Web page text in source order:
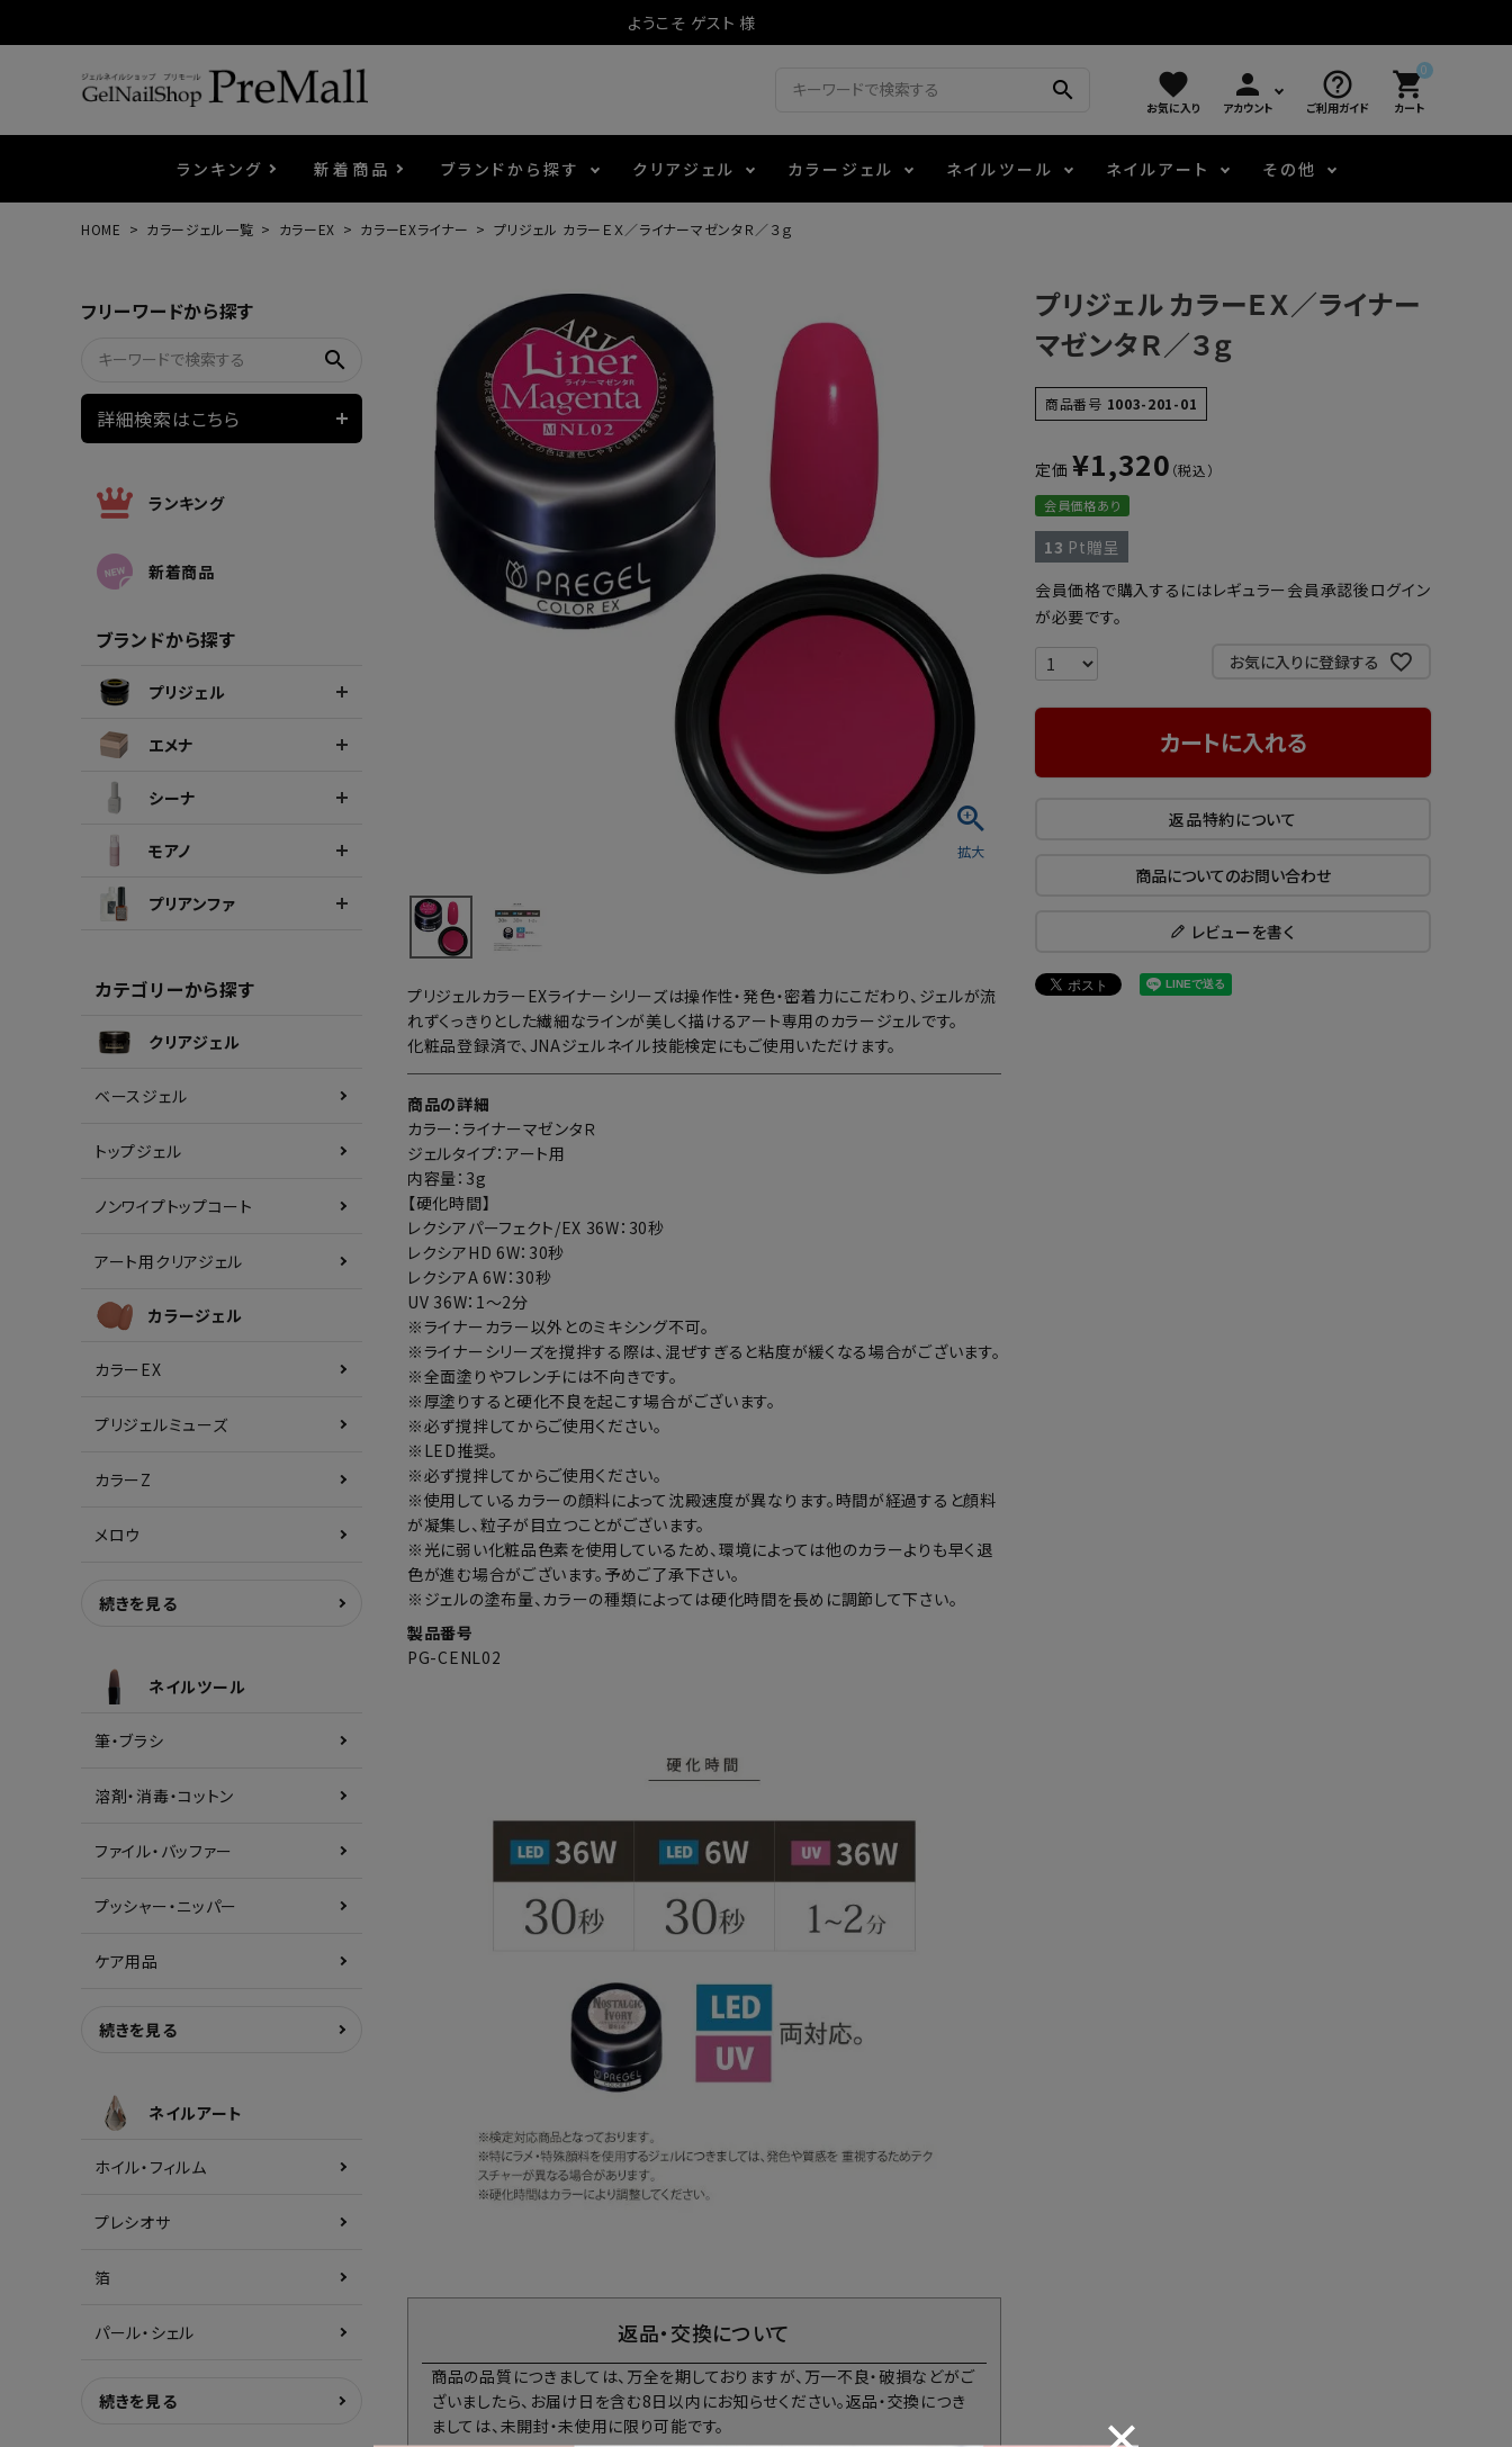
ようこそ ゲスト 様
search favorite
お気に入り
person
アカウント
help_outline
ご利用ガイド
0
shopping_cart
カート
ランキング 新着商品 ブランドから探す クリアジェル カラージェル
マグネティジェル マグネティフラッシュジェル アートインク
ウェービージェル 3Dクレイジェル テラコッタジェル ニュアンスジェル
ファージェル エメナコラボジェル
ポリッシュ・マニキュア
ネイルツール
ピンセット・シザー・スパチュラ チャート・チップ関連 容器・ポーチ
ネイルマシン LEDライト その他施術アイテム
ネイルアート
パウダー・フレーク レジン・モールド その他
その他
HOME カラージェル一覧 カラーEX カラーEXライナー プリジェル カラーＥＸ／ライナーマゼンタＲ／３ｇ
フリーワードから探す
search
詳細検索はこちら
ランキング
新着商品
ブランドから探す
プリジェル
エメナ
シーナ
モアノ
プリアンファ
カテゴリーから探す
クリアジェル
ベースジェル
トップジェル
ノンワイプトップコート
アート用クリアジェル
カラージェル
カラーEX
プリジェルミューズ
カラーZ
メロウ
続きを見る
ネイルツール
筆・ブラシ
溶剤・消毒・コットン
ファイル・バッファー
プッシャー・ニッパー
ケア用品
続きを見る
ネイルアート
ホイル・フィルム
プレシオサ
箔
パール・シェル
続きを見る
プリジェルカラーEXライナーシリーズは操作性・発色・密着力にこだわり、ジェルが流
れずくっきりとした繊細なラインが美しく描けるアート専用のカラージェルです。
化粧品登録済で、JNAジェルネイル技能検定にもご使用いただけます。
商品の詳細
カラー：ライナーマゼンタＲ
ジェルタイプ：アート用
内容量：3g
【硬化時間】
レクシアパーフェクト/EX 36W：30秒
レクシアHD 6W：30秒
レクシアA 6W：30秒
UV 36W：1～2分
※ライナーカラー以外とのミキシング不可。
※ライナーシリーズを撹拌する際は、混ぜすぎると粘度が緩くなる場合がございます。
※全面塗りやフレンチには不向きです。
※厚塗りすると硬化不良を起こす場合がございます。
※必ず撹拌してからご使用ください。
※LED推奨。
※必ず撹拌してからご使用ください。
※使用しているカラーの顔料によって沈殿速度が異なります。時間が経過すると顔料
が凝集し、粒子が目立つことがございます。
※光に弱い化粧品色素を使用しているため、環境によっては他のカラーよりも早く退
色が進む場合がございます。予めご了承下さい。
※ジェルの塗布量、カラーの種類によっては硬化時間を長めに調節して下さい。
製品番号
PG-CENL02
返品・交換について
商品の品質につきましては、万全を期しておりますが、万一不良・破損などがご
ざいましたら、お届け日を含む8日以内にお知らせください。返品・交換につき
ましては、未開封・未使用に限り可能です。
プリジェル カラーＥＸ／ライナー
マゼンタＲ／３ｇ
商品番号 1003-201-01
定価 ¥1,320
会員価格あり
13 Pt贈呈
会員価格で購入するにはレギュラー会員承認後ログイン
が必要です。
お気に入りに登録する
カートに入れる
返品特約について
商品についてのお問い合わせ
レビューを書く